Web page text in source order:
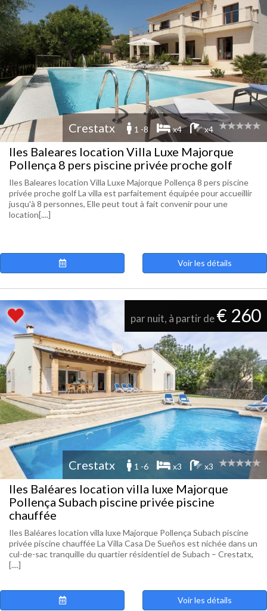
Crestatx 1 -8 x4 x4
Iles Baleares location Villa Luxe Majorque
Pollença 8 pers piscine privée proche golf
Iles Baleares location Villa Luxe Majorque Pollença 8 pers piscine
privée proche golf La villa est parfaitement équipée pour accueillir
jusqu'à 8 personnes, Elle peut tout à fait convenir pour une
location[....]
Voir les détails
par nuit, à partir de€ 260
Crestatx 1 -6 x3 x3
Iles Baléares location villa luxe Majorque
Pollença Subach piscine privée piscine
chauffée
Iles Baléares location villa luxe Majorque Pollença Subach piscine
privée piscine chauffée La Villa Casa De Sueños est nichée dans un
cul-de-sac tranquille du quartier résidentiel de Subach – Crestatx,
[....]
Voir les détails